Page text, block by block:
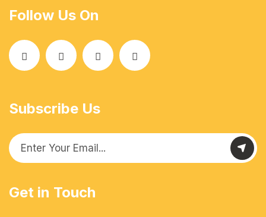
Follow Us On
Subscribe Us
Get in Touch